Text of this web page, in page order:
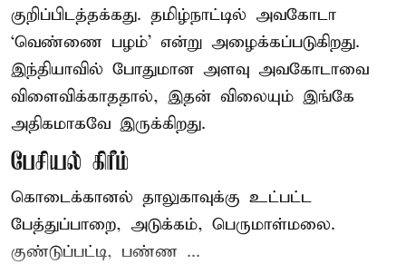
குறிப்பிடத்தக்கது. தமிழ்நாட்டில் அவகோடா
‘வெண்ணை பழம்’ என்று அழைக்கப்படுகிறது.
இந்தியாவில் போதுமான அளவு அவகோடாவை
விளைவிக்காததால், இதன் விலையும் இங்கே
அதிகமாகவே இருக்கிறது.
பேசியல் கிரீம்
கொடைக்கானல் தாலுகாவுக்கு உட்பட்ட
பேத்துப்பாறை, அடுக்கம், பெருமாள்மலை.
குண்டுப்பட்டி, பண்ண ...